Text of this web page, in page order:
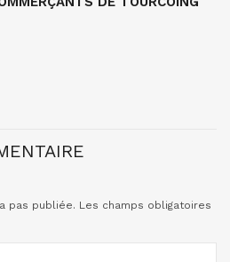
pas publiée. Les champs obligatoires